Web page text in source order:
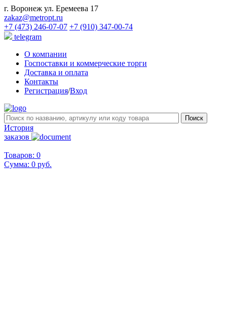
г. Воронеж ул. Еремеева 17
zakaz@metropt.ru
+7 (473) 246-07-07 +7 (910) 347-00-74
telegram
О компании
Госпоставки и коммерческие торги
Доставка и оплата
Контакты
Регистрация/Вход
История
заказов
Товаров: 0
Сумма: 0 руб.